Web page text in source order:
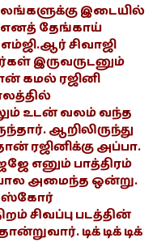
இடையில்
எனத் தேங்காய்
சிவாஜி
இருவருடனும்
கமல் ரஜினி
உடன் வலம் வந்த
ஆறிலிருந்து
ரஜினிக்கு அப்பா.
எனும் பாத்திரம்
அமைந்த ஒன்று.
ஸ்கோர்
சிவப்பு படத்தின்
டிக் டிக் டிக்